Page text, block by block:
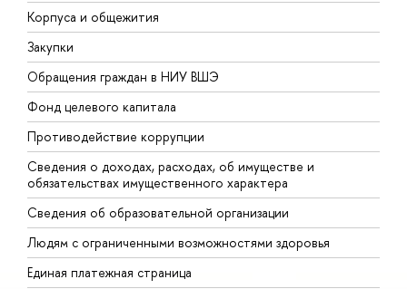
Корпуса и общежития
Закупки
Обращения граждан в НИУ ВШЭ
Фонд целевого капитала
Противодействие коррупции
Сведения о доходах, расходах, об имуществе и
обязательствах имущественного характера
Сведения об образовательной организации
Людям с ограниченными возможностями здоровья
Единая платежная страница